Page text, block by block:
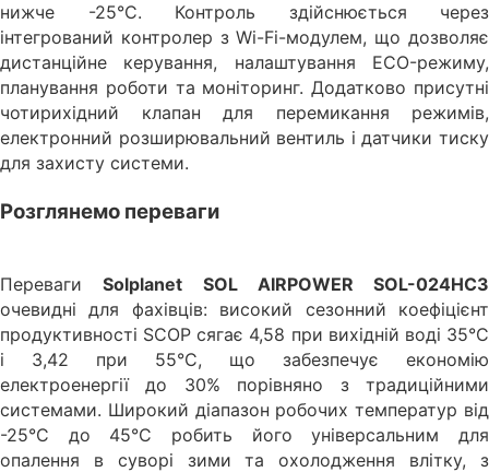
нижче -25°C. Контроль здійснюється через
інтегрований контролер з Wi-Fi-модулем, що дозволяє
дистанційне керування, налаштування ECO-режиму,
планування роботи та моніторинг. Додатково присутні
чотирихідний клапан для перемикання режимів,
електронний розширювальний вентиль і датчики тиску
для захисту системи.
Розглянемо переваги
ПеревагиSolplanet SOL AIRPOWER SOL-024HC3
очевидні для фахівців: високий сезонний коефіцієнт
продуктивності SCOP сягає 4,58 при вихідній воді 35°C
і 3,42 при 55°C, що забезпечує економію
електроенергії до 30% порівняно з традиційними
системами. Широкий діапазон робочих температур від
-25°C до 45°C робить його універсальним для
опалення в суворі зими та охолодження влітку, з